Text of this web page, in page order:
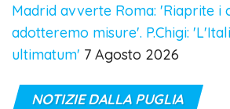
Madrid avverte Roma: 'Riaprite i
adotteremo misure'. P.Chigi:
ultimatum' 7 Agosto 2026
NOTIZIE DALLA PUGLIA